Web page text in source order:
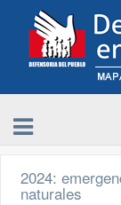
2024:
naturales